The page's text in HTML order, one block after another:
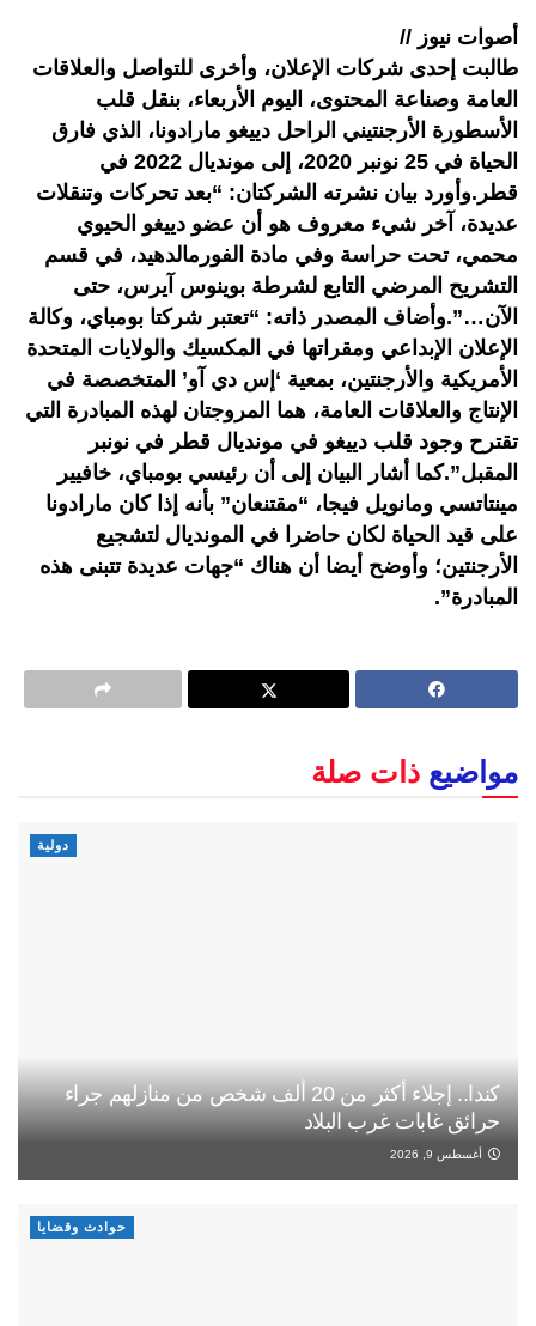
أصوات نيوز //
طالبت إحدى شركات الإعلان، وأخرى للتواصل والعلاقات
العامة وصناعة المحتوى، اليوم الأربعاء، بنقل قلب
الأسطورة الأرجنتيني الراحل دييغو مارادونا، الذي فارق
الحياة في 25 نونبر 2020، إلى مونديال 2022 في
قطر.وأورد بيان نشرته الشركتان: “بعد تحركات وتنقلات
عديدة، آخر شيء معروف هو أن عضو دييغو الحيوي
محمي، تحت حراسة وفي مادة الفورمالدهيد، في قسم
التشريح المرضي التابع لشرطة بوينوس آيرس، حتى
الآن…”.وأضاف المصدر ذاته: “تعتبر شركتا بومباي، وكالة
الإعلان الإبداعي ومقراتها في المكسيك والولايات المتحدة
الأمريكية والأرجنتين، بمعية ‘إس دي آو’ المتخصصة في
الإنتاج والعلاقات العامة، هما المروجتان لهذه المبادرة التي
تقترح وجود قلب دييغو في مونديال قطر في نونبر
المقبل”.كما أشار البيان إلى أن رئيسي بومباي، خافيير
مينتاتسي ومانويل فيجا، “مقتنعان” بأنه إذا كان مارادونا
على قيد الحياة لكان حاضرا في المونديال لتشجيع
الأرجنتين؛ وأوضح أيضا أن هناك “جهات عديدة تتبنى هذه
المبادرة”.
مواضيع ذات صلة
دولية
كندا.. إجلاء أكثر من 20 ألف شخص من منازلهم جراء
حرائق غابات غرب البلاد
أغسطس 9, 2026
حوادث وقضايا